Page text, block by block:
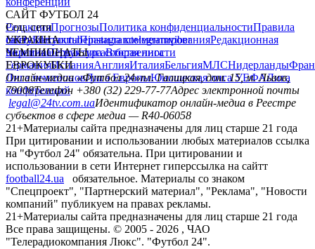
САЙТ ФУТБОЛ 24
РедакцияПрогнозыПолитика конфиденциальностиПравила
сайтуКонтактыПравила комментированияРедакционная
политикаСтруктура собственности
Соц. сети
facebookxyoutubeinstagramtelegramviber
УКРАИНА
УкраинаПервая лигаВторая лига
ЧЕМПИОНАТЫ
ГерманияИспанияАнглияИталияБельгияМЛСНидерланды
ЕВРОКУБКИ
Лига чемпионовЛига ЕвропыЮношеская лига УЕФАЛига
конференций
Онлайн-медиа «Футбол 24»пл. Галицкая, дом. 15, м. Львов,
79008Телефон +380 (32) 229-77-77Адрес электронной почты
legal@24tv.com.uaИдентификатор онлайн-медиа в Реестре
субъектов в сфере медиа — R40-06058
21+Материалы сайта предназначены для лиц старше 21 года
При цитировании и использовании любых материалов ссылка
на "Футбол 24" обязательна. При цитировании и
использовании в сети Интернет гиперссылка на сайтт
football24.ua
обязательное. Материалы со знаком
"Спецпроект", "Партнерский материал", "Реклама", "Новости
компаний" публикуем на правах рекламы.
21+Материалы сайта предназначены для лиц старше 21 года
Все права защищены. © 2005 - 2026 , ЧАО
"Телерадиокомпания Люкс". "Футбол 24".